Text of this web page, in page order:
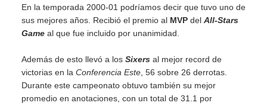
En la temporada 2000-01 podríamos decir que tuvo uno de
sus mejores años. Recibió el premio al MVP del All-Stars
Game al que fue incluido por unanimidad.
Además de esto llevó a los Sixers al mejor record de
victorias en la Conferencia Este , 56 sobre 26 derrotas.
Durante este campeonato obtuvo también su mejor
promedio en anotaciones, con un total de 31.1 por